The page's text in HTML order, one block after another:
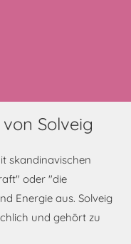
Solveig
skandinavischen
oder "die
Energie aus. Solveig
und gehört zu